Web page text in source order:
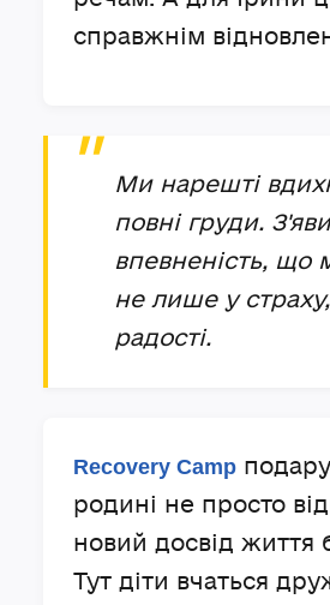
справжнім
Ми нарешті
повні груди.
впевненість,
не лише у
радості.
Recovery Camp
родині не просто
новий досвід життя
Тут діти вчаться